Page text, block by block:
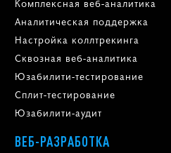
Комплексная веб-аналитика
Аналитическая поддержка
Настройка коллтрекинга
Сквозная веб-аналитика
Юзабилити-тестирование
Сплит-тестирование
Юзабилити-аудит
ВЕБ-РАЗРАБОТКА